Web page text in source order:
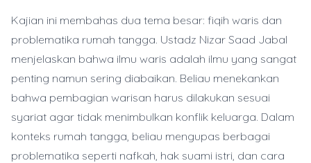
Kajian ini membahas dua tema besar: fiqih waris dan
problematika rumah tangga. Ustadz Nizar Saad Jabal
menjelaskan bahwa ilmu waris adalah ilmu yang sangat
penting namun sering diabaikan. Beliau menekankan
bahwa pembagian warisan harus dilakukan sesuai
syariat agar tidak menimbulkan konflik keluarga. Dalam
konteks rumah tangga, beliau mengupas berbagai
problematika seperti nafkah, hak suami istri, dan cara